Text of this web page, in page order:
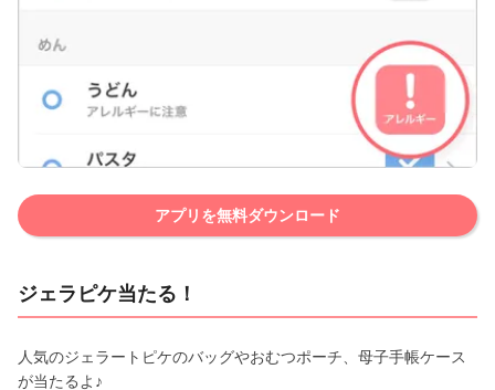
アプリを無料ダウンロード
ジェラピケ当たる！
人気のジェラートピケのバッグやおむつポーチ、母子手帳ケース
が当たるよ♪